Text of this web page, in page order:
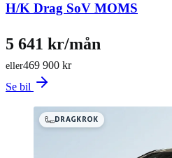
H/K Drag SoV MOMS
469 900 kr
eller
5 641 kr/mån
Se bil
DRAGKROK